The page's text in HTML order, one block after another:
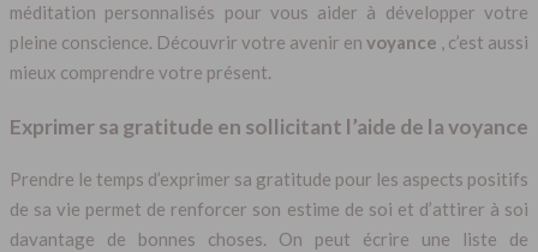
méditation personnalisés pour vous aider à développer votre
pleine conscience. Découvrir votre avenir en voyance , c’est aussi
mieux comprendre votre présent.
Exprimer sa gratitude en sollicitant l’aide de la voyance
Prendre le temps d’exprimer sa gratitude pour les aspects positifs
de sa vie permet de renforcer son estime de soi et d’attirer à soi
davantage de bonnes choses. On peut écrire une liste de